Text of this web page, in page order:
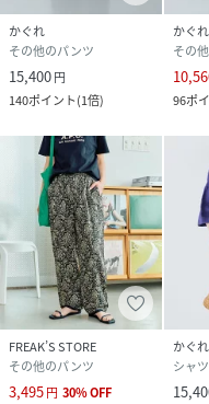
かぐれ
その他のパンツ
15,400円
140ポイント(1倍)
かぐれ
その
96ポ
FREAK’S STORE
その他のパンツ
3,495円 30%OFF
かぐれ
シャ